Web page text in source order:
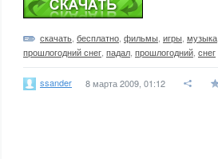
скачать бесплатно фильмы игры музыка
прошлогодний снег падал прошлогодний снег
ssander 8 марта 2009, 01:12